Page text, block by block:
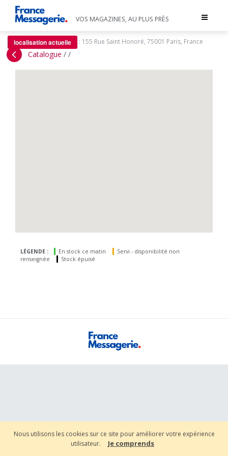
Nous utilisons les cookies sur ce site pour améliorer votre expérience
utilisateur.
Je comprends
Toggle
VOS MAGAZINES, AU PLUS PRÈS
localisation actuelle : 155 Rue Saint Honoré, 75001 Paris, France
Catalogue / /
LÉGENDE : En stock ce matin
Servi - disponibilité non
renseignée
Stock épuisé